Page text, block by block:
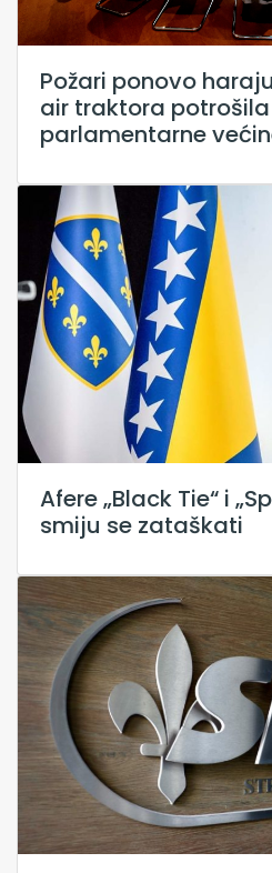
Požari ponovo
air traktora
parlamentarne
Afere „Black Tie“ i
smiju se zataškati